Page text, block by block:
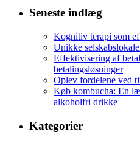
Seneste indlæg
Kognitiv terapi som
Unikke
Effektivisering af
betalingsløsninger
Oplev fordelene ved
Køb kombucha: En
alkoholfri drikke
Kategorier